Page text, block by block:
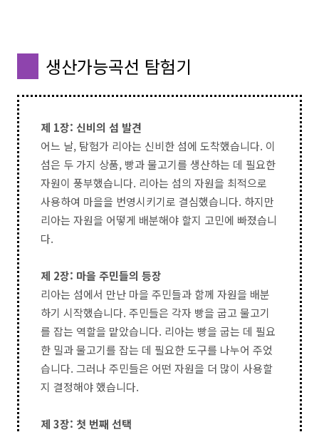
생산가능곡선 탐험기
제 1장: 신비의 섬 발견
어느 날, 탐험가 리아는 신비한 섬에 도착했습니다. 이
섬은 두 가지 상품, 빵과 물고기를 생산하는 데 필요한
자원이 풍부했습니다. 리아는 섬의 자원을 최적으로
사용하여 마을을 번영시키기로 결심했습니다. 하지만
리아는 자원을 어떻게 배분해야 할지 고민에 빠졌습니
다.
제 2장: 마을 주민들의 등장
리아는 섬에서 만난 마을 주민들과 함께 자원을 배분
하기 시작했습니다. 주민들은 각자 빵을 굽고 물고기
를 잡는 역할을 맡았습니다. 리아는 빵을 굽는 데 필요
한 밀과 물고기를 잡는 데 필요한 도구를 나누어 주었
습니다. 그러나 주민들은 어떤 자원을 더 많이 사용할
지 결정해야 했습니다.
제 3장: 첫 번째 선택